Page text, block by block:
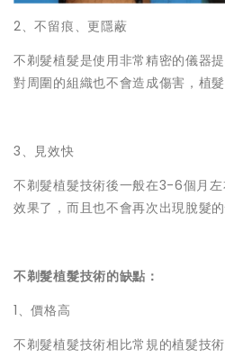
2、不留痕、更隱蔽
不剃髮植髮是使用非常精密的儀器
對周圍的組織也不會造成傷害，植
3、見效快
不剃髮植髮技術後一般在3-6個月
效果了，而且也不會再次出現脫髮的
不剃髮植髮技術的缺點：
1、價格高
不剃髮植髮技術相比常規的植髮技